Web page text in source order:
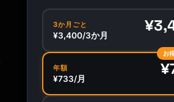
3か月ごと
¥3,400/3か月
お
年額
¥733/月